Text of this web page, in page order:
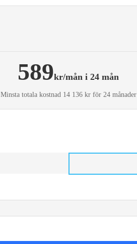
589kr/mån i 24 mån
Minsta totala kostnad 14 136 kr för 24 månader